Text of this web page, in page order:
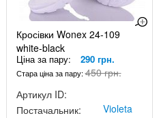
Кросівки Wonex 24-109
white-black
Ціна за пару: 290 грн.
Стара ціна за пару:450 грн.
Артикул ID:
Постачальник:
Violeta